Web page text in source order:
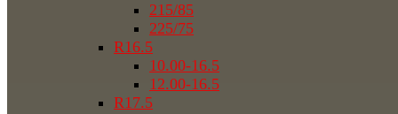
215/85
225/75
R16.5
10.00-16.5
12.00-16.5
R17.5